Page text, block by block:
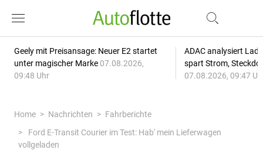
Geely mit Preisansage: Neuer E2 startet
unter magischer Marke 07.08.2026,
09:48 Uhr
ADAC analysiert
spart Strom,
07.08.2026, 09:47
Home Nachrichten
Fahrberichte
Ford E-Transit Courier im Test: Hab' mein Lieferwagen
vollgeladen